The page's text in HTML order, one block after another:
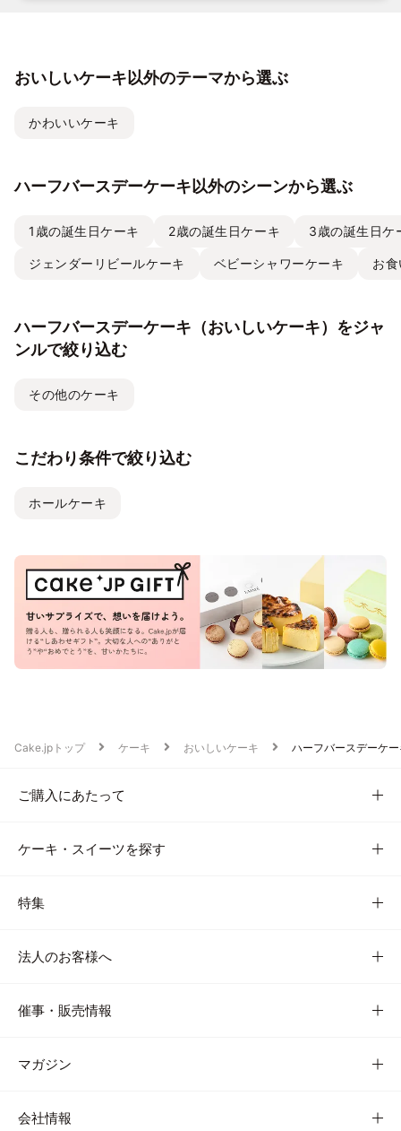
おいしいケーキ以外のテーマから選ぶ
かわいいケーキ
ハーフバースデーケーキ以外のシーンから選ぶ
1歳の誕生日ケーキ 2歳の誕生日ケーキ 3歳の誕生日ケ
ジェンダーリビールケーキ ベビーシャワーケーキ お
ハーフバースデーケーキ（おいしいケーキ）をジャ
ンルで絞り込む
その他のケーキ
こだわり条件で絞り込む
ホールケーキ
Cake.jpトップ ケーキ おいしいケーキ ハーフバースデーケ
ご購入にあたって
ケーキ・スイーツを探す
特集
法人のお客様へ
催事・販売情報
マガジン
会社情報